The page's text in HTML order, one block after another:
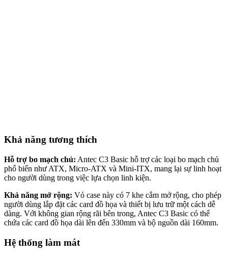
Khả năng tương thích
Hỗ trợ bo mạch chủ: Antec C3 Basic hỗ trợ các loại bo mạch chủ
phổ biến như ATX, Micro-ATX và Mini-ITX, mang lại sự linh hoạt
cho người dùng trong việc lựa chọn linh kiện.
Khả năng mở rộng: Vỏ case này có 7 khe cắm mở rộng, cho phép
người dùng lắp đặt các card đồ họa và thiết bị lưu trữ một cách dễ
dàng. Với không gian rộng rãi bên trong, Antec C3 Basic có thể
chứa các card đồ họa dài lên đến 330mm và bộ nguồn dài 160mm.
Hệ thống làm mát